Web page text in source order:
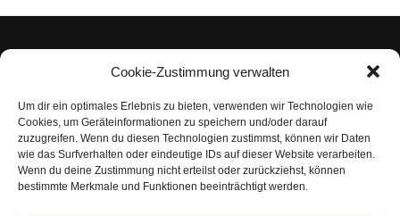
Cookie-Zustimmung verwalten
Um dir ein optimales Erlebnis zu bieten, verwenden wir Technologien wie
Cookies, um Geräteinformationen zu speichern und/oder darauf
zuzugreifen. Wenn du diesen Technologien zustimmst, können wir Daten
wie das Surfverhalten oder eindeutige IDs auf dieser Website verarbeiten.
Wenn du deine Zustimmung nicht erteilst oder zurückziehst, können
bestimmte Merkmale und Funktionen beeinträchtigt werden.
Impressum
Datenschutzerklärung
Nutzungsbedingungen | Haftungsausschluss